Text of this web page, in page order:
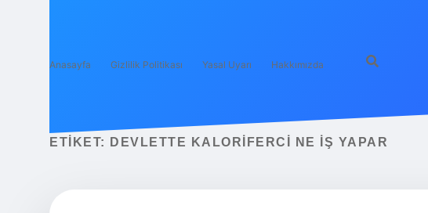
Anasayfa Gizlilik Politikası Yasal Uyarı Hakkımızda
ETIKET: DEVLETTE KALORIFERCI NE IŞ YAPAR